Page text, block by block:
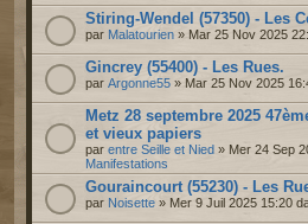
Stiring-Wendel (57350) - Les
par Malatourien » Mar 25 Nov 2025
Gincrey (55400) - Les Rues.
par Argonne55 » Mar 25 Nov 2025
Metz 28 septembre 2025
et vieux papiers
par entre Seille et Nied » Mer 24 Sep
Manifestations
Gouraincourt (55230) - Les
par Noisette » Mer 9 Juil 2025 15:20